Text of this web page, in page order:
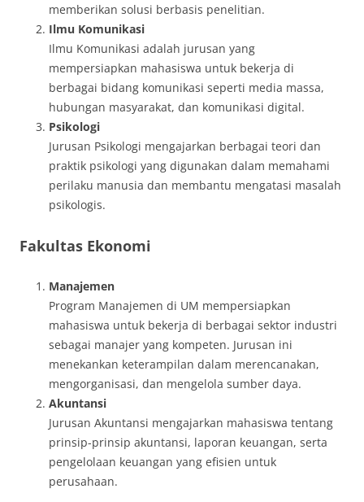
memberikan solusi berbasis penelitian.
Ilmu Komunikasi
Ilmu Komunikasi adalah jurusan yang
mempersiapkan mahasiswa untuk bekerja di
berbagai bidang komunikasi seperti media massa,
hubungan masyarakat, dan komunikasi digital.
Psikologi
Jurusan Psikologi mengajarkan berbagai teori dan
praktik psikologi yang digunakan dalam memahami
perilaku manusia dan membantu mengatasi masalah
psikologis.
Fakultas Ekonomi
Manajemen
Program Manajemen di UM mempersiapkan
mahasiswa untuk bekerja di berbagai sektor industri
sebagai manajer yang kompeten. Jurusan ini
menekankan keterampilan dalam merencanakan,
mengorganisasi, dan mengelola sumber daya.
Akuntansi
Jurusan Akuntansi mengajarkan mahasiswa tentang
prinsip-prinsip akuntansi, laporan keuangan, serta
pengelolaan keuangan yang efisien untuk
perusahaan.